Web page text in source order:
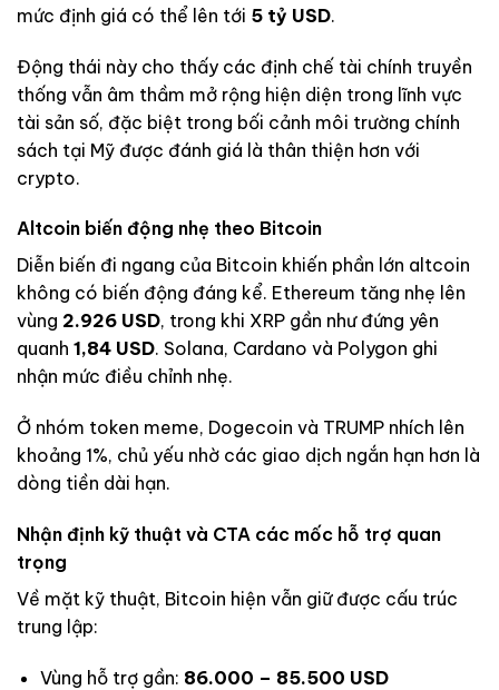
mức định giá có thể lên tới 5 tỷ USD.
Động thái này cho thấy các định chế tài chính truyền
thống vẫn âm thầm mở rộng hiện diện trong lĩnh vực
tài sản số, đặc biệt trong bối cảnh môi trường chính
sách tại Mỹ được đánh giá là thân thiện hơn với
crypto.
Altcoin biến động nhẹ theo Bitcoin
Diễn biến đi ngang của Bitcoin khiến phần lớn altcoin
không có biến động đáng kể. Ethereum tăng nhẹ lên
vùng 2.926 USD, trong khi XRP gần như đứng yên
quanh 1,84 USD. Solana, Cardano và Polygon ghi
nhận mức điều chỉnh nhẹ.
Ở nhóm token meme, Dogecoin và TRUMP nhích lên
khoảng 1%, chủ yếu nhờ các giao dịch ngắn hạn hơn là
dòng tiền dài hạn.
Nhận định kỹ thuật và CTA các mốc hỗ trợ quan
trọng
Về mặt kỹ thuật, Bitcoin hiện vẫn giữ được cấu trúc
trung lập:
Vùng hỗ trợ gần: 86.000 – 85.500 USD